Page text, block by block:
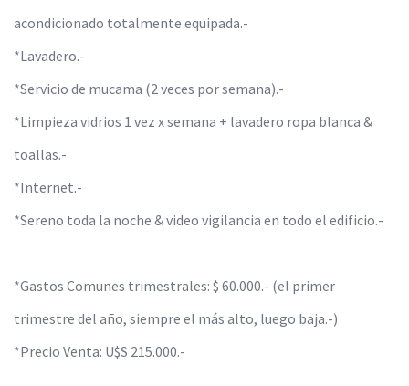
acondicionado totalmente equipada.-
*Lavadero.-
*Servicio de mucama (2 veces por semana).-
*Limpieza vidrios 1 vez x semana + lavadero ropa blanca &
toallas.-
*Internet.-
*Sereno toda la noche & video vigilancia en todo el edificio.-
*Gastos Comunes trimestrales: $ 60.000.- (el primer
trimestre del año, siempre el más alto, luego baja.-)
*Precio Venta: U$S 215.000.-